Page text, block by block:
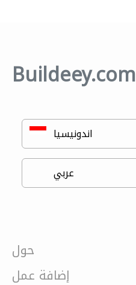
Buildeey.com
حول
إضافة عمل